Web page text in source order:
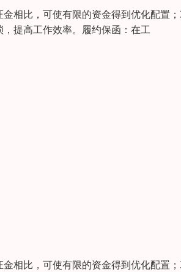
相比，可使有限的资金得到优化配置
提高工作效率。履约保函：在工
相比，可使有限的资金得到优化配置